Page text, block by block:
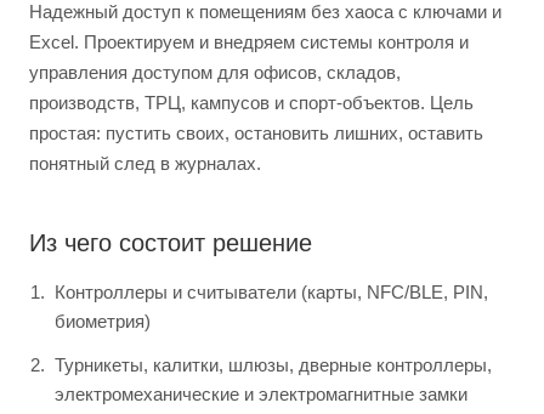
Надежный доступ к помещениям без хаоса с ключами и
Excel. Проектируем и внедряем системы контроля и
управления доступом для офисов, складов,
производств, ТРЦ, кампусов и спорт-объектов. Цель
простая: пустить своих, остановить лишних, оставить
понятный след в журналах.
Из чего состоит решение
Контроллеры и считыватели (карты, NFC/BLE, PIN,
биометрия)
Турникеты, калитки, шлюзы, дверные контроллеры,
электромеханические и электромагнитные замки